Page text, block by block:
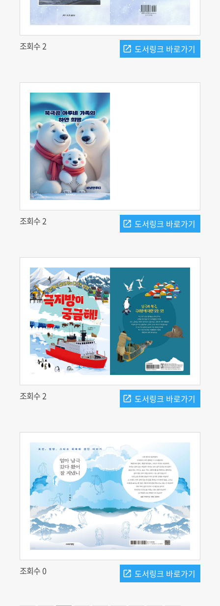
조회수 2
조회수 2
조회수 2
조회수 0